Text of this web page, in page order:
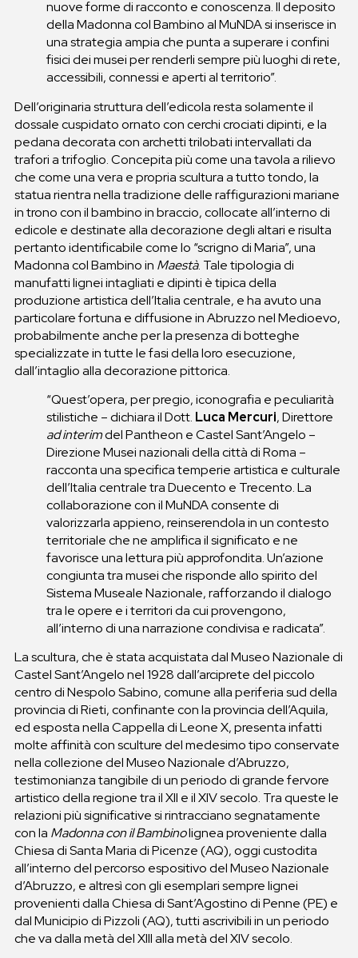
nuove forme di racconto e conoscenza. Il deposito
della Madonna col Bambino al MuNDA si inserisce in
una strategia ampia che punta a superare i confini
fisici dei musei per renderli sempre più luoghi di rete,
accessibili, connessi e aperti al territorio”.
Dell’originaria struttura dell’edicola resta solamente il
dossale cuspidato ornato con cerchi crociati dipinti, e la
pedana decorata con archetti trilobati intervallati da
trafori a trifoglio. Concepita più come una tavola a rilievo
che come una vera e propria scultura a tutto tondo, la
statua rientra nella tradizione delle raffigurazioni mariane
in trono con il bambino in braccio, collocate all’interno di
edicole e destinate alla decorazione degli altari e risulta
pertanto identificabile come lo “scrigno di Maria”, una
Madonna col Bambino in Maestà. Tale tipologia di
manufatti lignei intagliati e dipinti è tipica della
produzione artistica dell’Italia centrale, e ha avuto una
particolare fortuna e diffusione in Abruzzo nel Medioevo,
probabilmente anche per la presenza di botteghe
specializzate in tutte le fasi della loro esecuzione,
dall’intaglio alla decorazione pittorica.
“Quest’opera, per pregio, iconografia e peculiarità
stilistiche – dichiara il Dott. Luca Mercuri, Direttore
ad interimdel Pantheon e Castel Sant’Angelo –
Direzione Musei nazionali della città di Roma –
racconta una specifica temperie artistica e culturale
dell’Italia centrale tra Duecento e Trecento. La
collaborazione con il MuNDA consente di
valorizzarla appieno, reinserendola in un contesto
territoriale che ne amplifica il significato e ne
favorisce una lettura più approfondita. Un’azione
congiunta tra musei che risponde allo spirito del
Sistema Museale Nazionale, rafforzando il dialogo
tra le opere e i territori da cui provengono,
all’interno di una narrazione condivisa e radicata”.
La scultura, che è stata acquistata dal Museo Nazionale di
Castel Sant’Angelo nel 1928 dall’arciprete del piccolo
centro di Nespolo Sabino, comune alla periferia sud della
provincia di Rieti, confinante con la provincia dell’Aquila,
ed esposta nella Cappella di Leone X, presenta infatti
molte affinità con sculture del medesimo tipo conservate
nella collezione del Museo Nazionale d’Abruzzo,
testimonianza tangibile di un periodo di grande fervore
artistico della regione tra il XII e il XIV secolo. Tra queste le
relazioni più significative si rintracciano segnatamente
con la Madonna con il Bambinolignea proveniente dalla
Chiesa di Santa Maria di Picenze (AQ), oggi custodita
all’interno del percorso espositivo del Museo Nazionale
d’Abruzzo, e altresì con gli esemplari sempre lignei
provenienti dalla Chiesa di Sant’Agostino di Penne (PE) e
dal Municipio di Pizzoli (AQ), tutti ascrivibili in un periodo
che va dalla metà del XIII alla metà del XIV secolo.